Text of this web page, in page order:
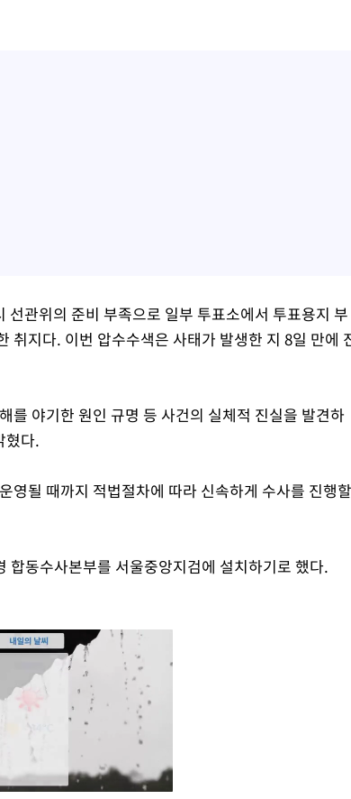
관위의 준비 부족으로 일부 투표소에서 투표용지 부
취지다. 이번 압수수색은 사태가 발생한 지 8일 만에
를 야기한 원인 규명 등 사건의 실체적 진실을 발견하
혔다.
영될 때까지 적법절차에 따라 신속하게 수사를 진행할
합동수사본부를 서울중앙지검에 설치하기로 했다.